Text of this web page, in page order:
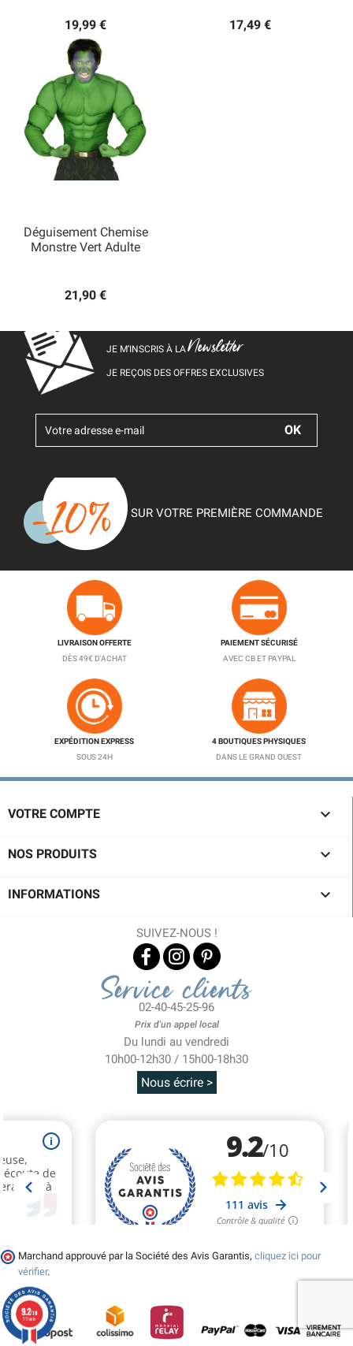
19,99 € 17,49 €
Déguisement Chemise
Monstre Vert Adulte
21,90 €
JE M’INSCRIS À LANewsletter
JE REÇOIS DES OFFRES EXCLUSIVES
SUR VOTRE PREMIÈRE COMMANDE
LIVRAISON OFFERTE
DÈS 49€ D'ACHAT
PAIEMENT SÉCURISÉ
AVEC CB ET PAYPAL
EXPÉDITION EXPRESS
SOUS 24H
4 BOUTIQUES PHYSIQUES
DANS LE GRAND OUEST
VOTRE COMPTE 
NOS PRODUITS 
INFORMATIONS 
SUIVEZ-NOUS !
Service clients
02-40-45-25-96
Prix d'un appel local
Du lundi au vendredi
10h00-12h30 / 15h00-18h30
Nous écrire >
Marchand approuvé par la Société des Avis Garantis, cliquez ici pour
vérifier.
9.2/10
111 avis